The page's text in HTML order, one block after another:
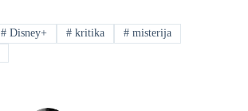
# Disney+ # kritika # misterija